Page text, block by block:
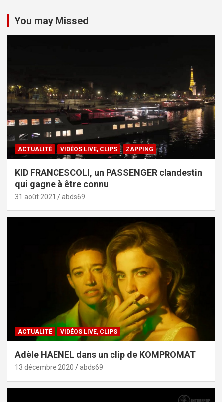
You may Missed
ACTUALITÉ VIDÉOS LIVE, CLIPS ZAPPING
KID FRANCESCOLI, un PASSENGER clandestin
qui gagne à être connu
31 août 2021 abds69
ACTUALITÉ VIDÉOS LIVE, CLIPS
Adèle HAENEL dans un clip de KOMPROMAT
13 décembre 2020 abds69